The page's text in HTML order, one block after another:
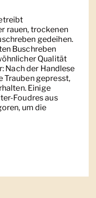
rauen, trockenen
gedeihen.
Buschreben
Qualität
Nach der Handlese
Trauben gepresst,
Einige
Foudres aus
um die